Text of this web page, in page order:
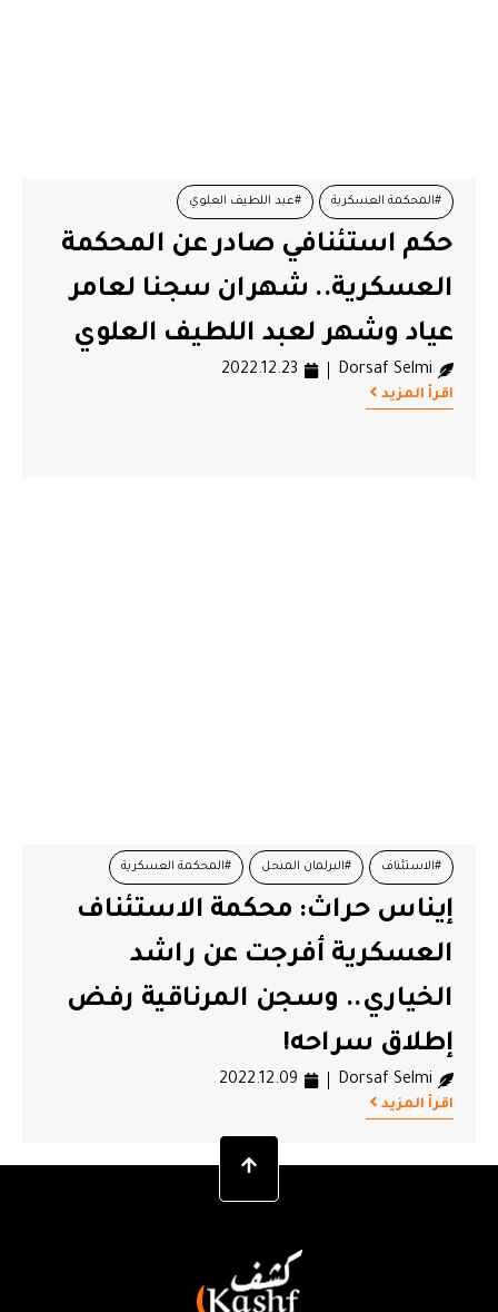
#المحكمة العسكرية #عبد اللطيف العلوي
حكم استئنافي صادر عن المحكمة
العسكرية.. شهران سجنا لعامر
عياد وشهر لعبد اللطيف العلوي
Dorsaf Selmi
2022.12.23
اقرأ المزيد
#الاستئناف #البرلمان المنحل #المحكمة العسكرية
#راشد الخياري #سجن المرناقية
إيناس حراث: محكمة الاستئناف
العسكرية أفرجت عن راشد
الخياري.. وسجن المرناقية رفض
إطلاق سراحه!
Dorsaf Selmi
2022.12.09
اقرأ المزيد